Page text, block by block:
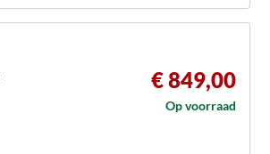
€ 849,00
Op voorraad